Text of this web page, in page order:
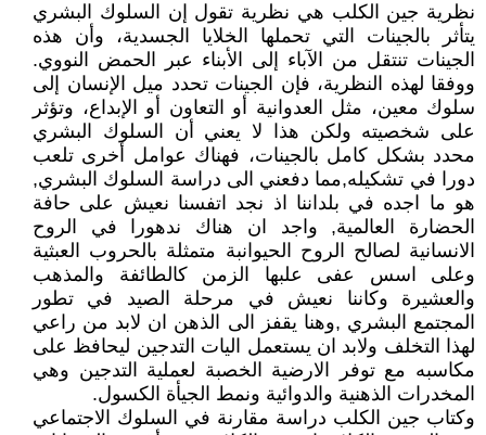
نظرية جين الكلب هي نظرية تقول إن السلوك البشري
يتأثر بالجينات التي تحملها الخلايا الجسدية، وأن هذه
الجينات تنتقل من الآباء إلى الأبناء عبر الحمض النووي.
ووفقا لهذه النظرية، فإن الجينات تحدد ميل الإنسان إلى
سلوك معين، مثل العدوانية أو التعاون أو الإبداع، وتؤثر
على شخصيته ولكن هذا لا يعني أن السلوك البشري
محدد بشكل كامل بالجينات، فهناك عوامل أخرى تلعب
دورا في تشكيله,مما دفعني الى دراسة السلوك البشري,
هو ما اجده في بلداننا اذ نجد اتفسنا نعيش على حافة
الحضارة العالمية, واجد ان هناك ندهورا في الروح
الانسانية لصالح الروح الحيوانبة متمثلة بالحروب العبثية
وعلى اسس عفى علبها الزمن كالطائفة والمذهب
والعشيرة وكاننا نعيش في مرحلة الصيد في تطور
المجتمع البشري ,وهنا يقفز الى الذهن ان لابد من راعي
لهذا التخلف ولابد ان يستعمل اليات التدجين ليحافظ على
مكاسبه مع توفر الارضية الخصبة لعملية التدجين وهي
المخدرات الذهنية والدوائية ونمط الجيأة الكسول.
وكتاب جين الكلب دراسة مقارنة في السلوك الاجتماعي